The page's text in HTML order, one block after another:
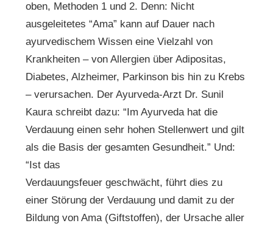
oben, Methoden 1 und 2. Denn: Nicht
ausgeleitetes “Ama” kann auf Dauer nach
ayurvedischem Wissen eine Vielzahl von
Krankheiten – von Allergien über Adipositas,
Diabetes, Alzheimer, Parkinson bis hin zu Krebs
– verursachen. Der Ayurveda-Arzt Dr. Sunil
Kaura schreibt dazu: “Im Ayurveda hat die
Verdauung einen sehr hohen Stellenwert und gilt
als die Basis der gesamten Gesundheit.” Und:
“Ist das
Verdauungsfeuer geschwächt, führt dies zu
einer Störung der Verdauung und damit zu der
Bildung von Ama (Giftstoffen), der Ursache aller